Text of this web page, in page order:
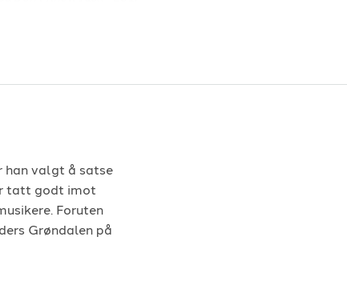
han valgt å satse
tatt godt imot
Foruten
Grøndalen på